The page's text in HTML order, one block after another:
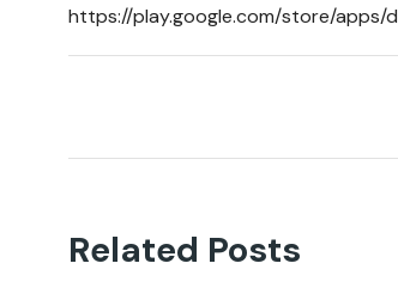
https://play.google.com/store/apps/
Related Posts